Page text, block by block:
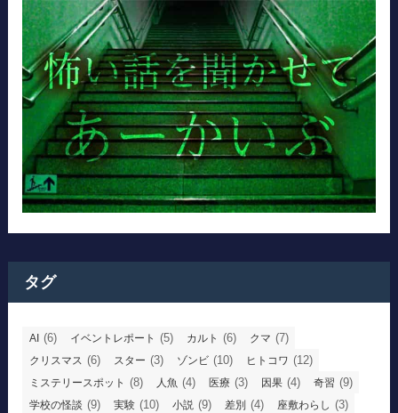
タグ
AI (6) イベントレポート (5) カルト (6) クマ (7)
クリスマス (6) スター (3) ゾンビ (10) ヒトコワ (12)
ミステリースポット (8) 人魚 (4) 医療 (3) 因果 (4) 奇習 (9)
学校の怪談 (9) 実験 (10) 小説 (9) 差別 (4) 座敷わらし (3)